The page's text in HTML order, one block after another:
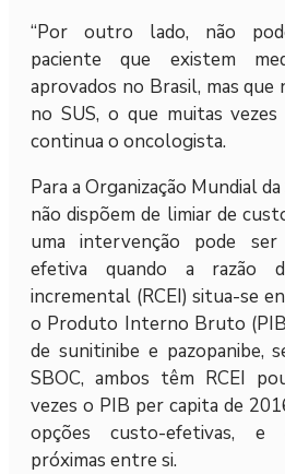
“Por outro lado, não
paciente que existem
aprovados no Brasil, mas que
no SUS, o que muitas vezes
continua o oncologista.
Para a Organização Mundial
não dispõem de limiar de
uma intervenção pode ser
efetiva quando a razão
incremental (RCEI) situa-se
o Produto Interno Bruto
de sunitinibe e pazopanibe,
SBOC, ambos têm RCEI
vezes o PIB per capita de
opções custo-efetivas, e
próximas entre si.